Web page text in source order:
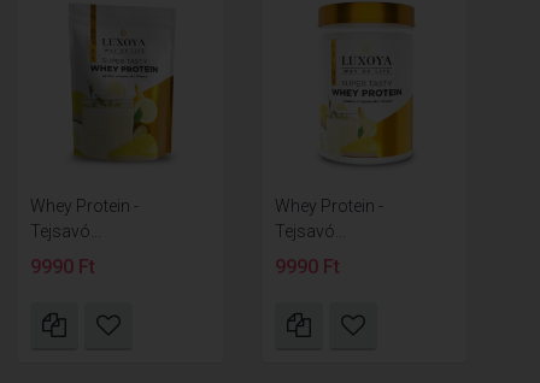
Whey Protein -
Tejsavó...
9990 Ft
Whey Protein -
Tejsavó...
9990 Ft